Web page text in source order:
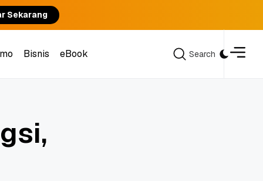
Sekarang
Bisnis
eBook
Search